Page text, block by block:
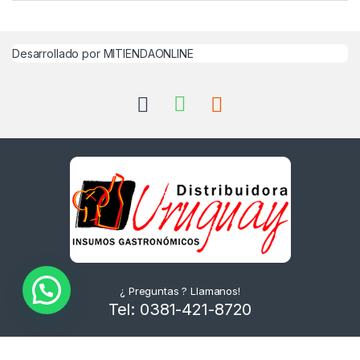
Desarrollado por MITIENDAONLINE
¿ Preguntas ? Llamanos!
Tel: 0381-421-8720